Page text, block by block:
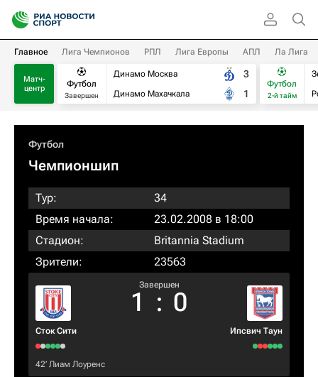
Главное Лига Чемпионов РПЛ Лига Европы АПЛ Ла Лига
Матч-
центр
Футбол
Завершен
Динамо Москва
Динамо Махачкала
3
1
Футбол
2-й тайм
Футбол
Чемпионшип
Тур:
34
Время начала:
23.02.2008 в 18:00
Стадион:
Britannia Stadium
Зрители:
23563
Сток Сити
Завершен
1 : 0
Ипсвич Таун
42‎’‎ Лиам Лоуренс